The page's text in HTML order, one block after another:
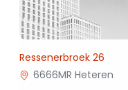
Ressenerbroek 26
6666MR Heteren